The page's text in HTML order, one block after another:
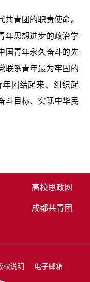
青团的职责使命。
年思想进步的政治学
国青年永久奋斗的先
联系青年最为牢固的
团结起来、组织起
斗目标、实现中华民
高校思政网
成都共青团
权说明 电子邮箱